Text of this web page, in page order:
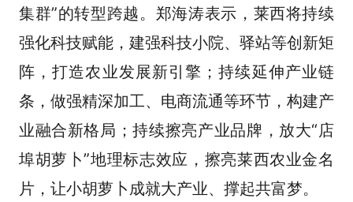
集群”的转型跨越。郑海涛表示，莱西将持续
强化科技赋能，建强科技小院、驿站等创新矩
阵，打造农业发展新引擎；持续延伸产业链
条，做强精深加工、电商流通等环节，构建产
业融合新格局；持续擦亮产业品牌，放大“店
埠胡萝卜”地理标志效应，擦亮莱西农业金名
片，让小胡萝卜成就大产业、撑起共富梦。